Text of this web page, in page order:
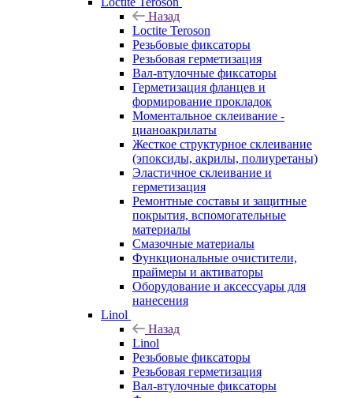
Назад
Loctite Teroson
Резьбовые фиксаторы
Резьбовая герметизация
Вал-втулочные фиксаторы
Герметизация фланцев и
формирование прокладок
Моментальное склеивание -
цианоакрилаты
Жесткое структурное склеивание
(эпоксиды, акрилы, полиуретаны)
Эластичное склеивание и
герметизация
Ремонтные составы и защитные
покрытия, вспомогательные
материалы
Смазочные материалы
Функциональные очистители,
праймеры и активаторы
Оборудование и аксессуары для
нанесения
Linol
Назад
Linol
Резьбовые фиксаторы
Резьбовая герметизация
Вал-втулочные фиксаторы